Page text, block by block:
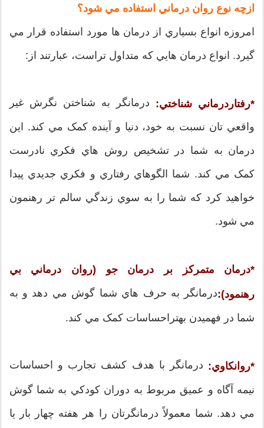
ازچه نوع روان درماني استفاده مي شود؟
امروزه انواع بسياري از درمان ها مورد استفاده قرار مي
گيرد. انواع درمان هايي که متداول تراست، عبارتند از:
*رفتاردرماني شناختي: درمانگر به شناختن نگرش غير
واقعي تان نسبت به خود، دنيا و آينده کمک مي کند. اين
درمان به شما در تشخيص روش هاي فکري نادرست
کمک مي کند. شما الگوهاي رفتاري و فکري جديدي پيدا
خواهيد کرد که شما را به سوي زندگي سالم تر رهنمون
مي شود.
*درمان متمرکز بر درمان جو (روان درماني بي
رهنمود):درمانگر به حرف هاي شما گوش مي دهد و به
شما در فهميدن بهتراحساسات کمک مي کند.
*روانکاوي: درمانگر با هدف کشف تجارب و احساسات
نيمه آگاه و عميق مربوط به دوران کودکي به شما گوش
مي دهد. شما معمولاً درمانگرتان را هر هفته چهار بار يا